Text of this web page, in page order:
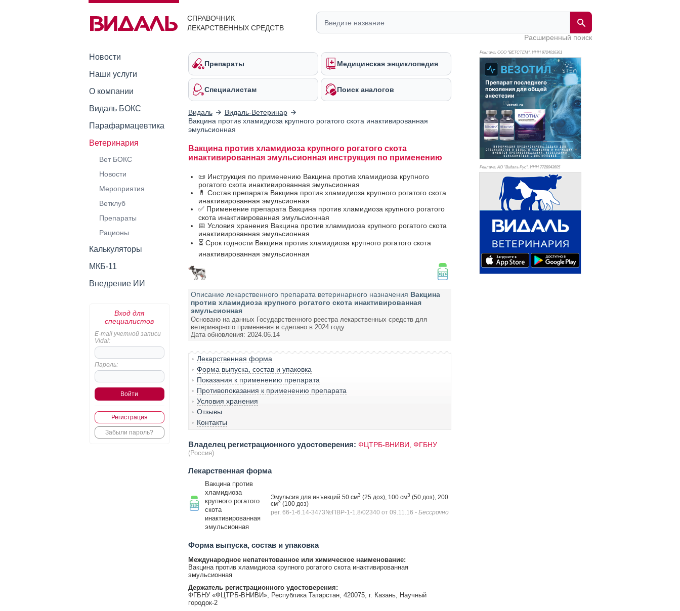
СПРАВОЧНИК
ЛЕКАРСТВЕННЫХ СРЕДСТВ
Расширенный поиск
Новости
Наши услуги
О компании
Видаль БОКС
Парафармацевтика
Ветеринария
Вет БОКС
Новости
Мероприятия
Ветклуб
Препараты
Рационы
Калькуляторы
МКБ-11
Внедрение ИИ
Вход для
специалистов
E-mail учетной записи
Vidal:
Пароль:
Регистрация
Забыли пароль?
Препараты Медицинская энциклопедия
Специалистам Поиск аналогов
Видаль
Видаль-Ветеринар
Вакцина против хламидиоза крупного рогатого скота инактивированная
эмульсионная
Вакцина против хламидиоза крупного рогатого скота
инактивированная эмульсионная инструкция по применению
📜 Инструкция по применению Вакцина против хламидиоза крупного
рогатого скота инактивированная эмульсионная
💊 Состав препарата Вакцина против хламидиоза крупного рогатого скота
инактивированная эмульсионная
✅ Применение препарата Вакцина против хламидиоза крупного рогатого
скота инактивированная эмульсионная
📅 Условия хранения Вакцина против хламидиоза крупного рогатого скота
инактивированная эмульсионная
⏳ Срок годности Вакцина против хламидиоза крупного рогатого скота
инактивированная эмульсионная
Описание лекарственного препарата ветеринарного назначения Вакцина
против хламидиоза крупного рогатого скота инактивированная
эмульсионная
Основано на данных Государственного реестра лекарственных средств для
ветеринарного применения и сделано в 2024 году
Дата обновления: 2024.06.14
Лекарственная форма
Форма выпуска, состав и упаковка
Показания к применению препарата
Противопоказания к применению препарата
Условия хранения
Отзывы
Контакты
Владелец регистрационного удостоверения: ФЦТРБ-ВНИВИ, ФГБНУ
(Россия)
Лекарственная форма
Вакцина против
хламидиоза
крупного рогатого
скота
инактивированная
эмульсионная
Эмульсия для инъекций 50 см3 (25 доз), 100 см3 (50 доз), 200
см3 (100 доз)
рег. 66-1-6.14-3473№ПВР-1-1.8/02340 от 09.11.16 - Бессрочно
Форма выпуска, состав и упаковка
Международное непатентованное или химическое наименование:
Вакцина против хламидиоза крупного рогатого скота инактивированная
эмульсионная
Держатель регистрационного удостоверения:
ФГБНУ «ФЦТРБ-ВНИВИ», Республика Татарстан, 420075, г. Казань, Научный
городок-2
Реклама. ООО "ВЕТСТЕМ", ИНН 9724016361
Реклама. АО "Видаль Рус", ИНН 7728043605